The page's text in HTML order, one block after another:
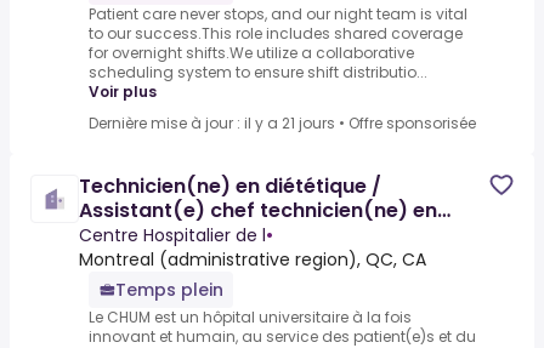
Patient care never stops, and our night team is vital
to our success.This role includes shared coverage
for overnight shifts.We utilize a collaborative
scheduling system to ensure shift distributio...
Voir plus
Dernière mise à jour : il y a 21 jours • Offre sponsorisée
Technicien(ne) en diététique /
Assistant(e) chef technicien(ne) en
diététique
Centre Hospitalier de l•
Montreal (administrative region), QC, CA
Temps plein
Le CHUM est un hôpital universitaire à la fois
innovant et humain, au service des patient(e)s et du